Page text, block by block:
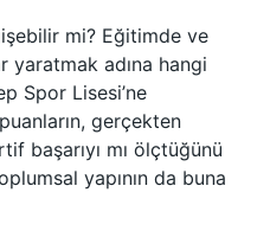
mi? Eğitimde ve
yaratmak adına hangi
Spor Lisesi’ne
gerçekten
başarıyı mı ölçtüğünü
yapının da buna